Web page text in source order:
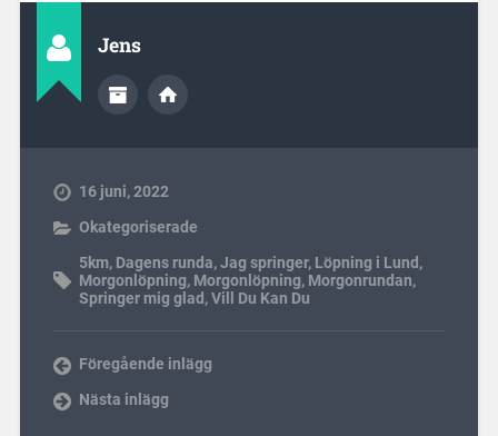
Jens
16 juni, 2022
Okategoriserade
5km, Dagens runda,Jag springer, Löpning i Lund ,
Morgonlöpning, Morgonlöpning, Morgonrundan,
Springer mig glad ,Vill Du Kan Du
Föregående inlägg
Nästa inlägg